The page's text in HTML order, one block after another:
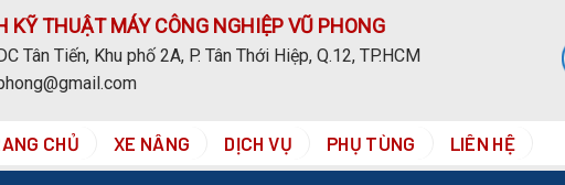
KỸ THUẬT MÁY CÔNG NGHIỆP VŨ PHONG
Tân Tiến, Khu phố 2A, P. Tân Thới Hiệp, Q.12, TP.HCM
CHỦ XE NÂNG DỊCH VỤ PHỤ TÙNG LIÊN HỆ